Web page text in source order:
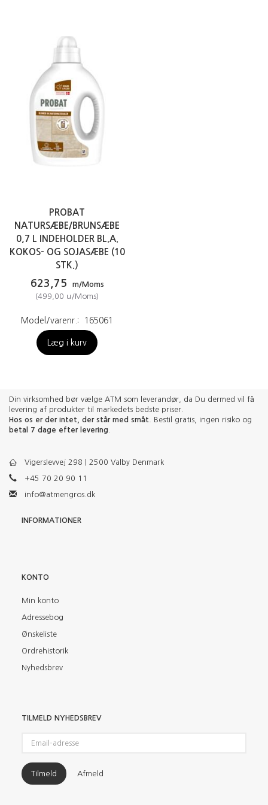
PROBAT
NATURSÆBE/BRUNSÆBE
0,7 L INDEHOLDER BL.A.
KOKOS- OG SOJASÆBE (10
STK.)
623,75
m/Moms
(499,00 u/Moms)
Model/varenr.: 165061
Læg i kurv
Din virksomhed bør vælge ATM som leverandør, da Du dermed vil få
levering af produkter til markedets bedste priser.
Hos os er der intet, der står med småt . Bestil gratis, ingen risiko og
betal 7 dage efter levering
Vigerslevvej 298 | 2500 Valby Denmark
+45 70 20 90 11
info@atmengros.dk
INFORMATIONER
KONTO
Min konto
Adressebog
Ønskeliste
Ordrehistorik
Nyhedsbrev
TILMELD NYHEDSBREV
adresse
Tilmeld Afmeld